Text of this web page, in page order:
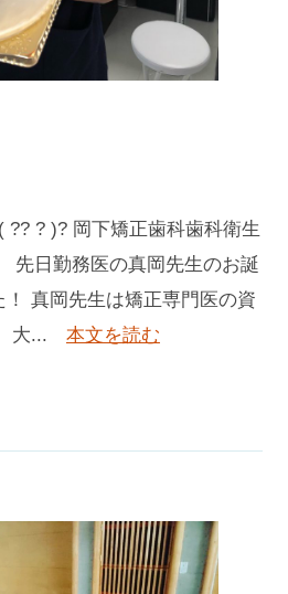
?? ? )? 岡下矯正歯科歯科衛生
先日勤務医の真岡先生のお誕
真岡先生は矯正専門医の資
大... 本文を読む